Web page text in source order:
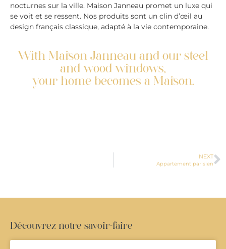
nocturnes sur la ville. Maison Janneau promet un luxe qui
se voit et se ressent. Nos produits sont un clin d’œil au
design français classique, adapté à la vie contemporaine.
With Maison Janneau and our steel
and wood windows,
your home becomes a Maison.
NEXT
Appartement parisien
Découvrez notre savoir-faire